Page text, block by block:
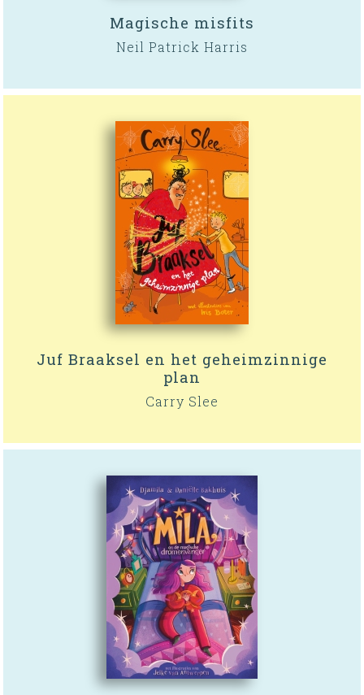
Magische misfits
Neil Patrick Harris
Juf Braaksel en het geheimzinnige
plan
Carry Slee